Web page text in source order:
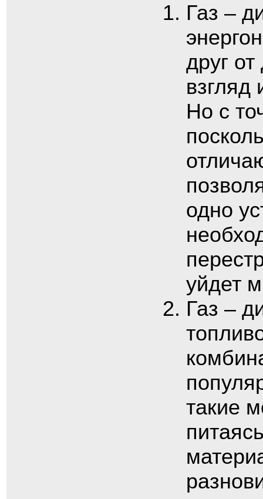
Газ –
друг
взгляд
Но с
одно
уйдет
Газ –
такие